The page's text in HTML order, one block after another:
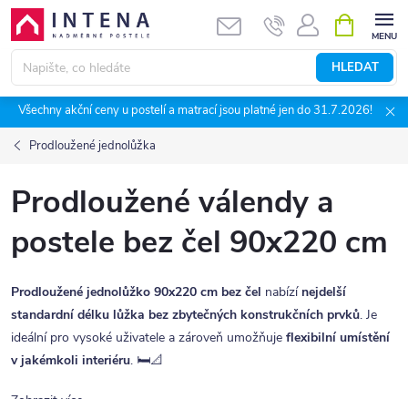
Přejít
obsah
HLEDAT
NÁKUPNÍ
KOŠÍK
Všechny akční ceny u postelí a matrací jsou platné jen do 31.7.2026!
Prodloužené jednolůžka
Prodloužené válendy a
postele bez čel 90x220 cm
Prodloužené jednolůžko 90x220 cm bez čel nabízí nejdelší
standardní délku lůžka bez zbytečných konstrukčních prvků. Je
ideální pro vysoké uživatele a zároveň umožňuje flexibilní umístění
v jakémkoli interiéru. 🛏️📐